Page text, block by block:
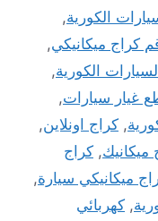
الكورية,
كراج ميكانيكي,
الكورية,
غيار سيارات,
, كراج اونلاين,
ميكانيك, كراج
ميكانيكي سيارة,
, كهربائي